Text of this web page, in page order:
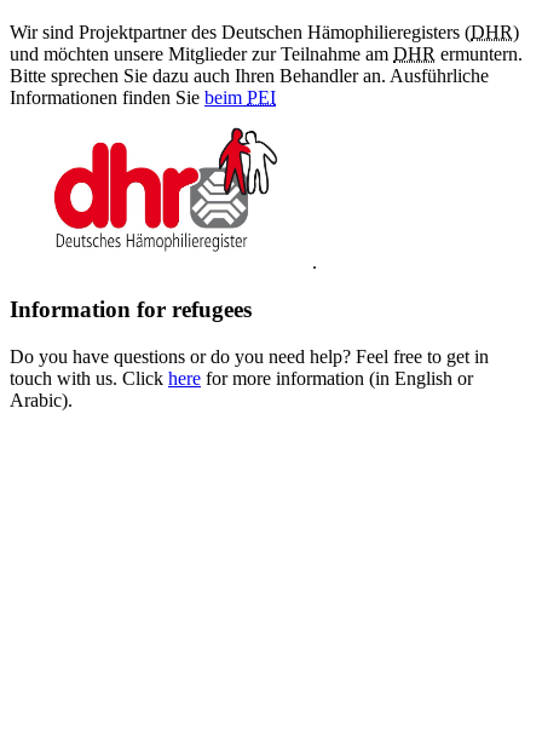
Wir sind Projektpartner des Deutschen Hämophilieregisters (DHR)
und möchten unsere Mitglieder zur Teilnahme am DHR ermuntern.
Bitte sprechen Sie dazu auch Ihren Behandler an. Ausführliche
Informationen finden Sie beim PEI
.
Information for refugees
Do you have questions or do you need help? Feel free to get in
touch with us. Click here for more information (in English or
Arabic).